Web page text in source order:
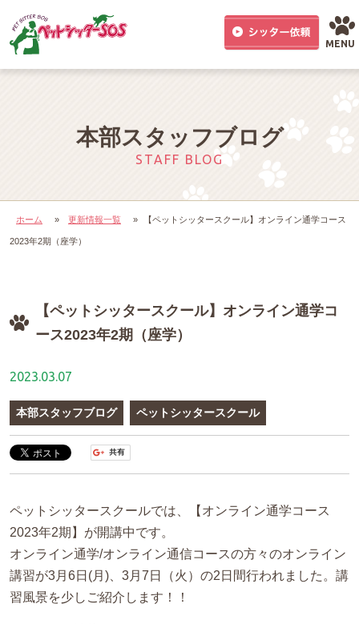
MENU
本部スタッフブログ
STAFF BLOG
ホーム » 更新情報一覧 » 【ペットシッタースクール】オンライン通学コース
2023年2期（座学）
【ペットシッタースクール】オンライン通学コ
ース2023年2期（座学）
2023.03.07
本部スタッフブログ ペットシッタースクール
ペットシッタースクールでは、【オンライン通学コース
2023年2期】が開講中です。
オンライン通学/オンライン通信コースの方々のオンライン
講習が3月6日(月)、3月7日（火）の2日間行われました。講
習風景を少しご紹介します！！